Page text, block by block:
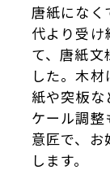
唐紙にな
代より受
て、唐紙文
した。木
紙や突板な
ケール調
意匠で、
します。